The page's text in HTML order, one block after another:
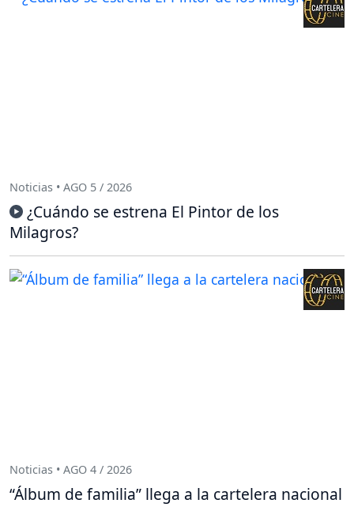
Noticias • AGO 5 / 2026
¿Cuándo se estrena El Pintor de los
Milagros?
Noticias • AGO 4 / 2026
“Álbum de familia” llega a la cartelera nacional